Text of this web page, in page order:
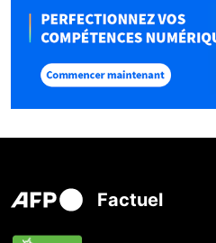
Factuel